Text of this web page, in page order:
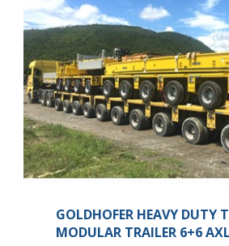
GOLDHOFER HEAVY DUTY
MODULAR TRAILER 6+6